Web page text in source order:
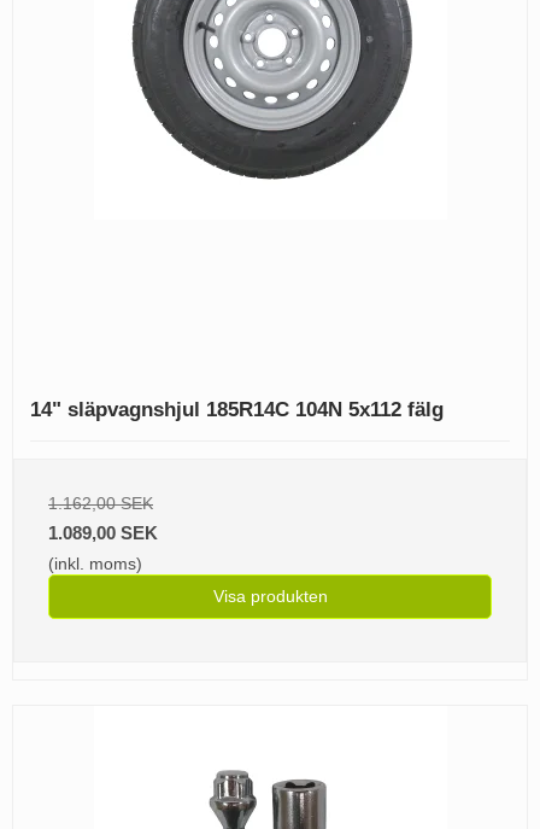
14" släpvagnshjul 185R14C 104N 5x112 fälg
1.162,00 SEK
1.089,00 SEK
(inkl. moms)
Visa produkten